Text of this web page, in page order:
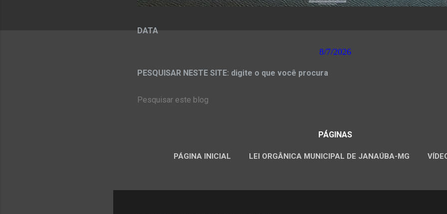
DATA
8/7/2026
PESQUISAR NESTE SITE: digite o que você procura
PÁGINAS
PÁGINA INICIAL LEI ORGÂNICA MUNICIPAL DE JANAÚBA-MG